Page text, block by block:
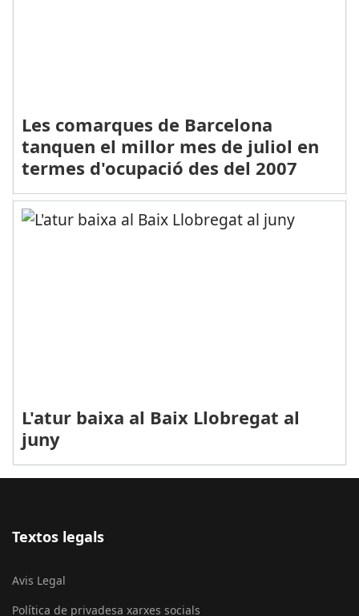
Les comarques de Barcelona
tanquen el millor mes de juliol en
termes d'ocupació des del 2007
L'atur baixa al Baix Llobregat al
juny
Textos legals
Avis Legal
Política de privadesa xarxes socials